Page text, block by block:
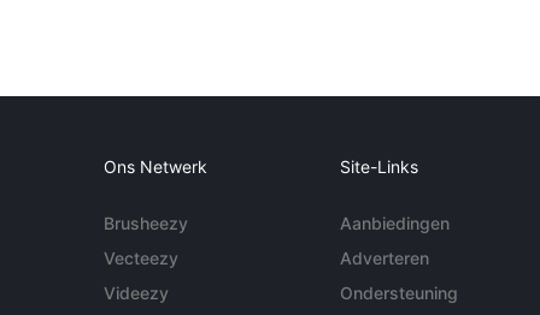
Ons Netwerk
Brusheezy
Vecteezy
Videezy
Site-Links
Aanbiedingen
Adverteren
Ondersteuning